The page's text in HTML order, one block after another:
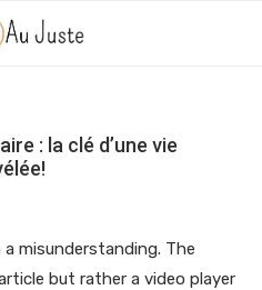
: la clé d’une vie
misunderstanding. The
but rather a video player